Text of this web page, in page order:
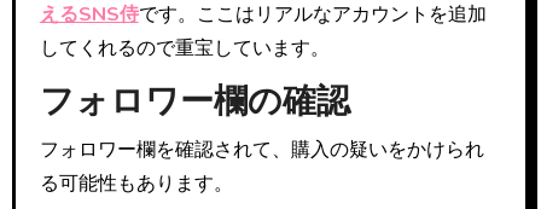
えるSNS侍です。ここはリアルなアカウントを追加
してくれるので重宝しています。
フォロワー欄の確認
フォロワー欄を確認されて、購入の疑いをかけられ
る可能性もあります。